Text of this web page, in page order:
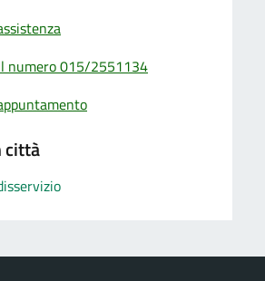
numero 015/2551134
città